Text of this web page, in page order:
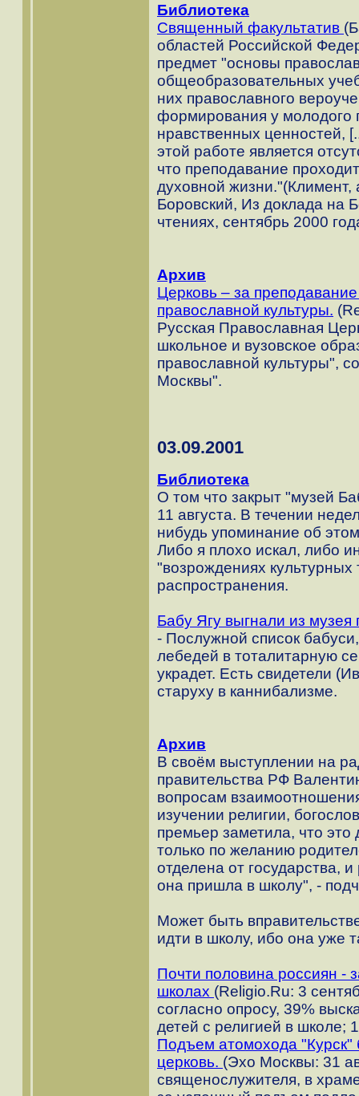
Библиотека
Священный факультатив
областей Российской
предмет "основы
общеобразовательных
них православного
формирования у молодого
нравственных ценностей,
этой работе является
что преподавание
духовной жизни."(Климент,
Боровский, Из доклада на
чтениях, сентябрь 2000
Архив
Церковь – за
православной культуры.
Русская Православная
школьное и вузовское
православной культуры",
Москвы".
03.09.2001
Библиотека
О том что закрыт "музей
11 августа. В течении
нибудь упоминание об
Либо я плохо искал, либо
"возрождениях
распространения.
Бабу Ягу выгнали из
- Послужной список
лебедей в тоталитарную
украдет. Есть свидетели
старуху в каннибализме.
Архив
В своём выступлении на
правительства РФ
вопросам
изучении религии,
премьер заметила, что
только по желанию
отделена от государства,
она пришла в школу", -
Может быть
идти в школу, ибо она уже
Почти половина россиян -
школах (Religio.Ru: 3
согласно опросу, 39%
детей с религией в школе;
Подъем атомохода "Курск"
церковь. (Эхо Москвы: 31
священослужителя, в